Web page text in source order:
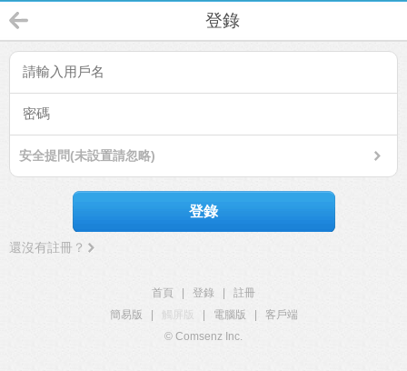
登錄
安全提問(未設置請忽略)
登錄
還沒有註冊？
首頁 登錄
註冊
簡易版
觸屏版 電腦版
客戶端
© Comsenz Inc.